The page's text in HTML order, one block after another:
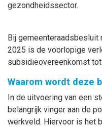
gezondheidssector.
Bij gemeenteraadsbesluit
2025 is de voorlopige
subsidieovereenkomst
Waarom wordt deze
In de uitvoering van een
belangrijk vinger aan de
werkveld. Hiervoor is het